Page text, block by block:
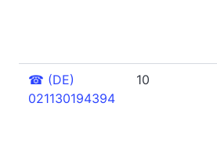
☎ (DE)
021130194394
10